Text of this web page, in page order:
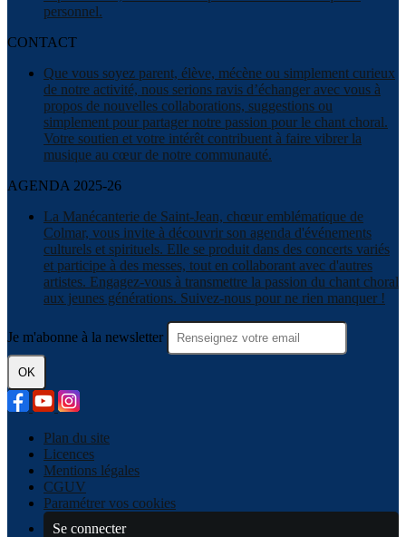
personnel.
CONTACT
Que vous soyez parent, élève, mécène ou simplement curieux
de notre activité, nous serions ravis d’échanger avec vous à
propos de nouvelles collaborations, suggestions ou
simplement pour partager notre passion pour le chant choral.
Votre soutien et votre intérêt contribuent à faire vibrer la
musique au cœur de notre communauté.
AGENDA 2025-26
La Manécanterie de Saint-Jean, chœur emblématique de
Colmar, vous invite à découvrir son agenda d'événements
culturels et spirituels. Elle se produit dans des concerts variés
et participe à des messes, tout en collaborant avec d'autres
artistes. Engagez-vous à transmettre la passion du chant choral
aux jeunes générations. Suivez-nous pour ne rien manquer !
Je m'abonne à la newsletter
OK
Plan du site
Licences
Mentions légales
CGUV
Paramétrer vos cookies
Se connecter